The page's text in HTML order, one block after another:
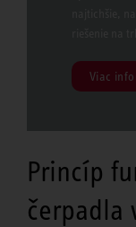
Viac
Princíp
čerpadla